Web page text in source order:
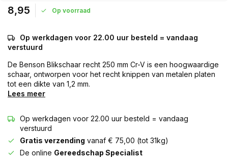
8,95 Op voorraad
Op werkdagen voor 22.00 uur besteld = vandaag
verstuurd
De Benson Blikschaar recht 250 mm Cr-V is een hoogwaardige
schaar, ontworpen voor het recht knippen van metalen platen
tot een dikte van 1,2 mm.
Lees meer
Op werkdagen voor 22.00 uur besteld = vandaag
verstuurd
Gratis verzending vanaf € 75,00 (tot 31kg)
De online Gereedschap Specialist